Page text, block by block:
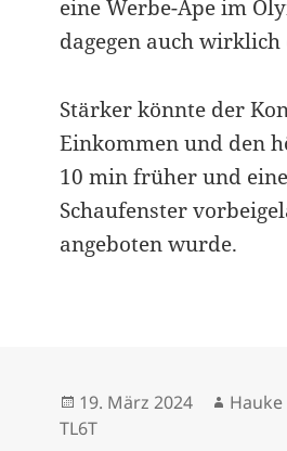
eine Werbe-Ape im
dagegen auch wirklich
Stärker könnte der
Einkommen und den
10 min früher und
Schaufenster
angeboten wurde.
Veröffentlicht
am
19. März 2024 Autor
Hauke
TL6T